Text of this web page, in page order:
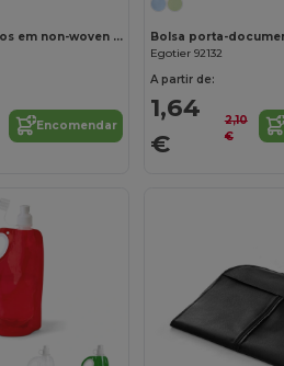
Bolsa para óculos em non-woven (80 g/m²)
Encomendar
Egotier 92132
A partir de:
1,64
€
2,10
€